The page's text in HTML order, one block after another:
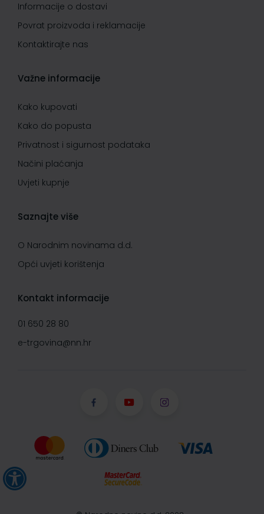
Informacije o dostavi
Povrat proizvoda i reklamacije
Kontaktirajte nas
Važne informacije
Kako kupovati
Kako do popusta
Privatnost i sigurnost podataka
Načini plaćanja
Uvjeti kupnje
Saznajte više
O Narodnim novinama d.d.
Opći uvjeti korištenja
Kontakt informacije
01 650 28 80
e-trgovina@nn.hr